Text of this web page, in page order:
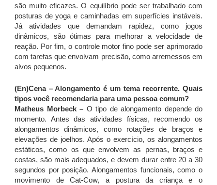
são muito eficazes. O equilíbrio pode ser trabalhado com
posturas de yoga e caminhadas em superfícies instáveis.
Já atividades que demandam rapidez, como jogos
dinâmicos, são ótimas para melhorar a velocidade de
reação. Por fim, o controle motor fino pode ser aprimorado
com tarefas que envolvam precisão, como arremessos em
alvos pequenos.
(En)Cena – Alongamento é um tema recorrente. Quais
tipos você recomendaria para uma pessoa comum?
Matheus Morbeck – O tipo de alongamento depende do
momento. Antes das atividades físicas, recomendo os
alongamentos dinâmicos, como rotações de braços e
elevações de joelhos. Após o exercício, os alongamentos
estáticos, como os que envolvem as pernas, braços e
costas, são mais adequados, e devem durar entre 20 a 30
segundos por posição. Alongamentos funcionais, como o
movimento de Cat-Cow, a postura da criança e o